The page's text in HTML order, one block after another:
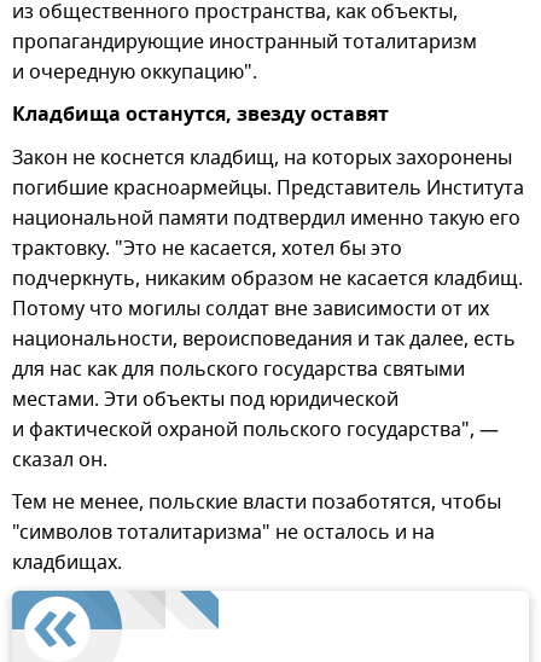
из общественного пространства, как объекты,
пропагандирующие иностранный тоталитаризм
и очередную оккупацию".
Кладбища останутся, звезду оставят
Закон не коснется кладбищ, на которых захоронены
погибшие красноармейцы. Представитель Института
национальной памяти подтвердил именно такую его
трактовку. "Это не касается, хотел бы это
подчеркнуть, никаким образом не касается кладбищ.
Потому что могилы солдат вне зависимости от их
национальности, вероисповедания и так далее, есть
для нас как для польского государства святыми
местами. Эти объекты под юридической
и фактической охраной польского государства", —
сказал он.
Тем не менее, польские власти позаботятся, чтобы
"символов тоталитаризма" не осталось и на
кладбищах.